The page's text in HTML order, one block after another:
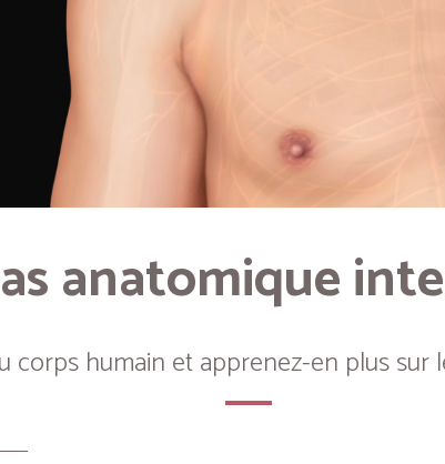
anatomique
corps humain et apprenez-en plus sur